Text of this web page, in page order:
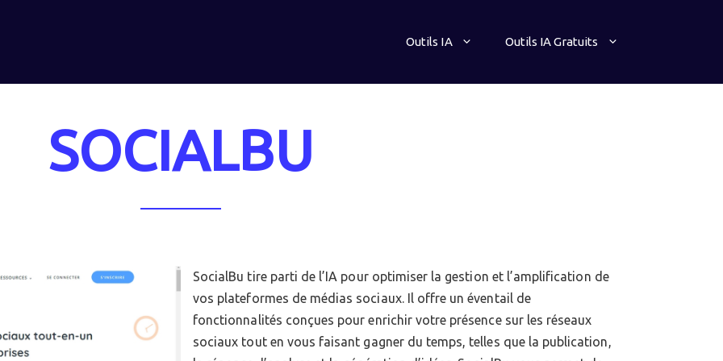
Outils IA Outils IA Gratuits
SOCIALBU
SocialBu tire parti de l’IA pour optimiser la gestion et l’amplification de
vos plateformes de médias sociaux. Il offre un éventail de
fonctionnalités conçues pour enrichir votre présence sur les réseaux
sociaux tout en vous faisant gagner du temps, telles que la publication,